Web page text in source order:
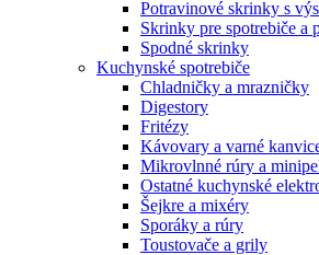
Potravinové skrinky s
Skrinky pre spotrebiče a
Spodné skrinky
Kuchynské spotrebiče
Chladničky a mrazničky
Digestory
Fritézy
Kávovary a varné
Mikrovlnné rúry a
Ostatné kuchynské
Šejkre a mixéry
Sporáky a rúry
Toustovače a grily